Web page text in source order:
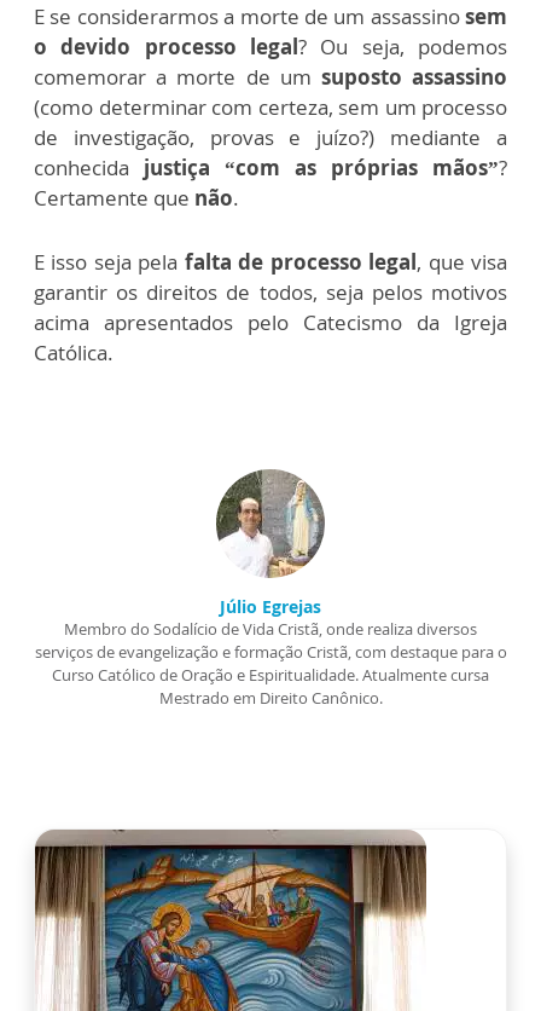
E se considerarmos a morte de um assassinosem
o devido processo legal? Ou seja, podemos
comemorar a morte de um suposto assassino
(como determinar com certeza, sem um processo
de investigação, provas e juízo?) mediante a
conhecida justiça “com as próprias mãos”?
Certamente que não.
E isso seja pela falta de processo legal, que visa
garantir os direitos de todos, seja pelos motivos
acima apresentados pelo Catecismo da Igreja
Católica.
Júlio Egrejas
Membro do Sodalício de Vida Cristã, onde realiza diversos
serviços de evangelização e formação Cristã, com destaque para o
Curso Católico de Oração e Espiritualidade. Atualmente cursa
Mestrado em Direito Canônico.